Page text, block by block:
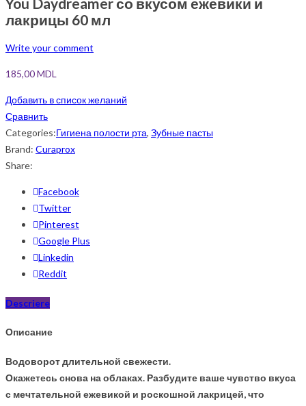
лакрицы 60 мл
Write your comment
185,00MDL
Добавить в список желаний
Сравнить
Categories:Гигиена полости рта, Зубные пасты
Brand: Curaprox
Share:
Facebook
Twitter
Pinterest
Google Plus
Linkedin
Reddit
Descriere
Описание
Водоворот длительной свежести.
Окажетесь снова на облаках. Разбудите ваше чувство вкуса
с мечтательной ежевикой и роскошной лакрицей, что